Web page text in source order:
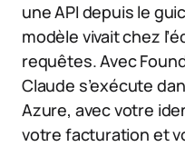
une API depuis le
modèle vivait chez
requêtes. Avec
Claude s’exécute
Azure, avec votre
votre facturation et